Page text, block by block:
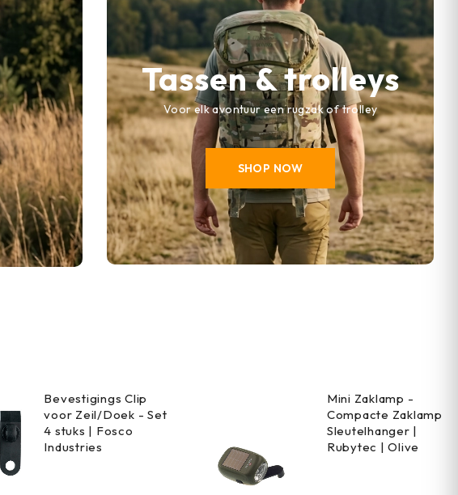
Tassen & trolleys
Voor elk avontuur een rugzak of trolley
SHOP NOW
Bevestigings Clip
voor Zeil/Doek - Set
4 stuks | Fosco
Industries
Mini Zaklamp -
Compacte Zaklamp
Sleutelhanger |
Rubytec | Olive